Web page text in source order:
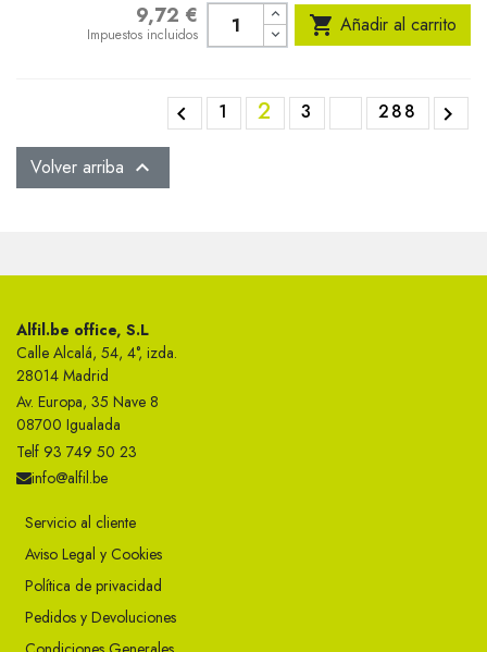
9,72 €
Impuestos incluidos  Añadir al carrito
 1 2 3 288 
Volver arriba 
Alfil.be office, S.L
Calle Alcalá, 54, 4°, izda.
28014 Madrid
Av. Europa, 35 Nave 8
08700 Igualada
Telf 93 749 50 23
info@alfil.be
Servicio al cliente
Aviso Legal y Cookies
Política de privacidad
Pedidos y Devoluciones